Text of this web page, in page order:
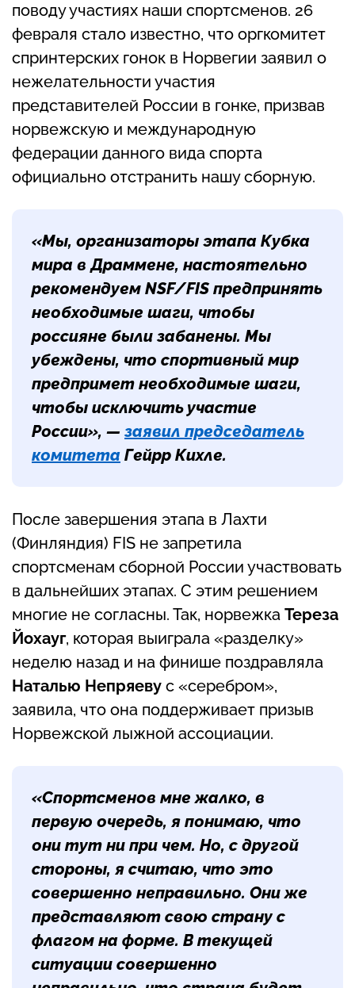
поводу участиях наши спортсменов. 26
февраля стало известно, что оргкомитет
спринтерских гонок в Норвегии заявил о
нежелательности участия
представителей России в гонке, призвав
норвежскую и международную
федерации данного вида спорта
официально отстранить нашу сборную.
«Мы, организаторы этапа Кубка
мира в Драммене, настоятельно
рекомендуем NSF/FIS предпринять
необходимые шаги, чтобы
россияне были забанены. Мы
убеждены, что спортивный мир
предпримет необходимые шаги,
чтобы исключить участие
России», — заявил председатель
комитета Гейрр Кихле.
После завершения этапа в Лахти
(Финляндия) FIS не запретила
спортсменам сборной России участвовать
в дальнейших этапах. С этим решением
многие не согласны. Так, норвежка Тереза
Йохауг, которая выиграла «разделку»
неделю назад и на финише поздравляла
Наталью Непряеву с «серебром»,
заявила, что она поддерживает призыв
Норвежской лыжной ассоциации.
«Спортсменов мне жалко, в
первую очередь, я понимаю, что
они тут ни при чем. Но, с другой
стороны, я считаю, что это
совершенно неправильно. Они же
представляют свою страну с
флагом на форме. В текущей
ситуации совершенно